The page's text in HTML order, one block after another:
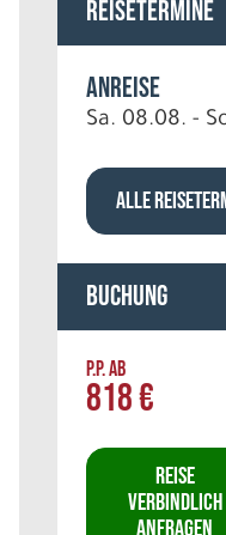
Reisetermine
Anreise
Sa. 08.08. -
ALLE
Buchung
P.P. AB
818 €
REISE
VERBINDLICH
ANFRAGEN